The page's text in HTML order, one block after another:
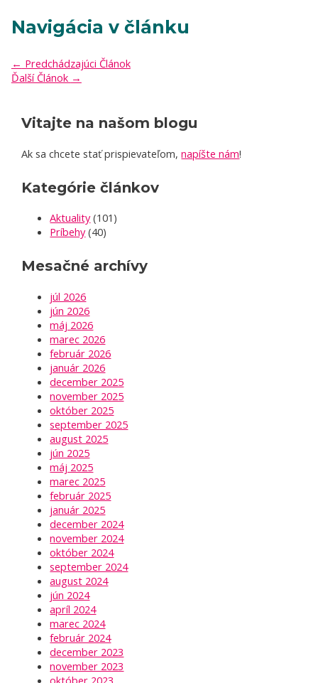
Navigácia v článku
← Predchádzajúci Článok
Ďalší Článok →
Vitajte na našom blogu
Ak sa chcete stať prispievateľom,napíšte nám!
Kategórie článkov
Aktuality(101)
Príbehy(40)
Mesačné archívy
júl 2026
jún 2026
máj 2026
marec 2026
február 2026
január 2026
december 2025
november 2025
október 2025
september 2025
august 2025
jún 2025
máj 2025
marec 2025
február 2025
január 2025
december 2024
november 2024
október 2024
september 2024
august 2024
jún 2024
apríl 2024
marec 2024
február 2024
december 2023
november 2023
október 2023